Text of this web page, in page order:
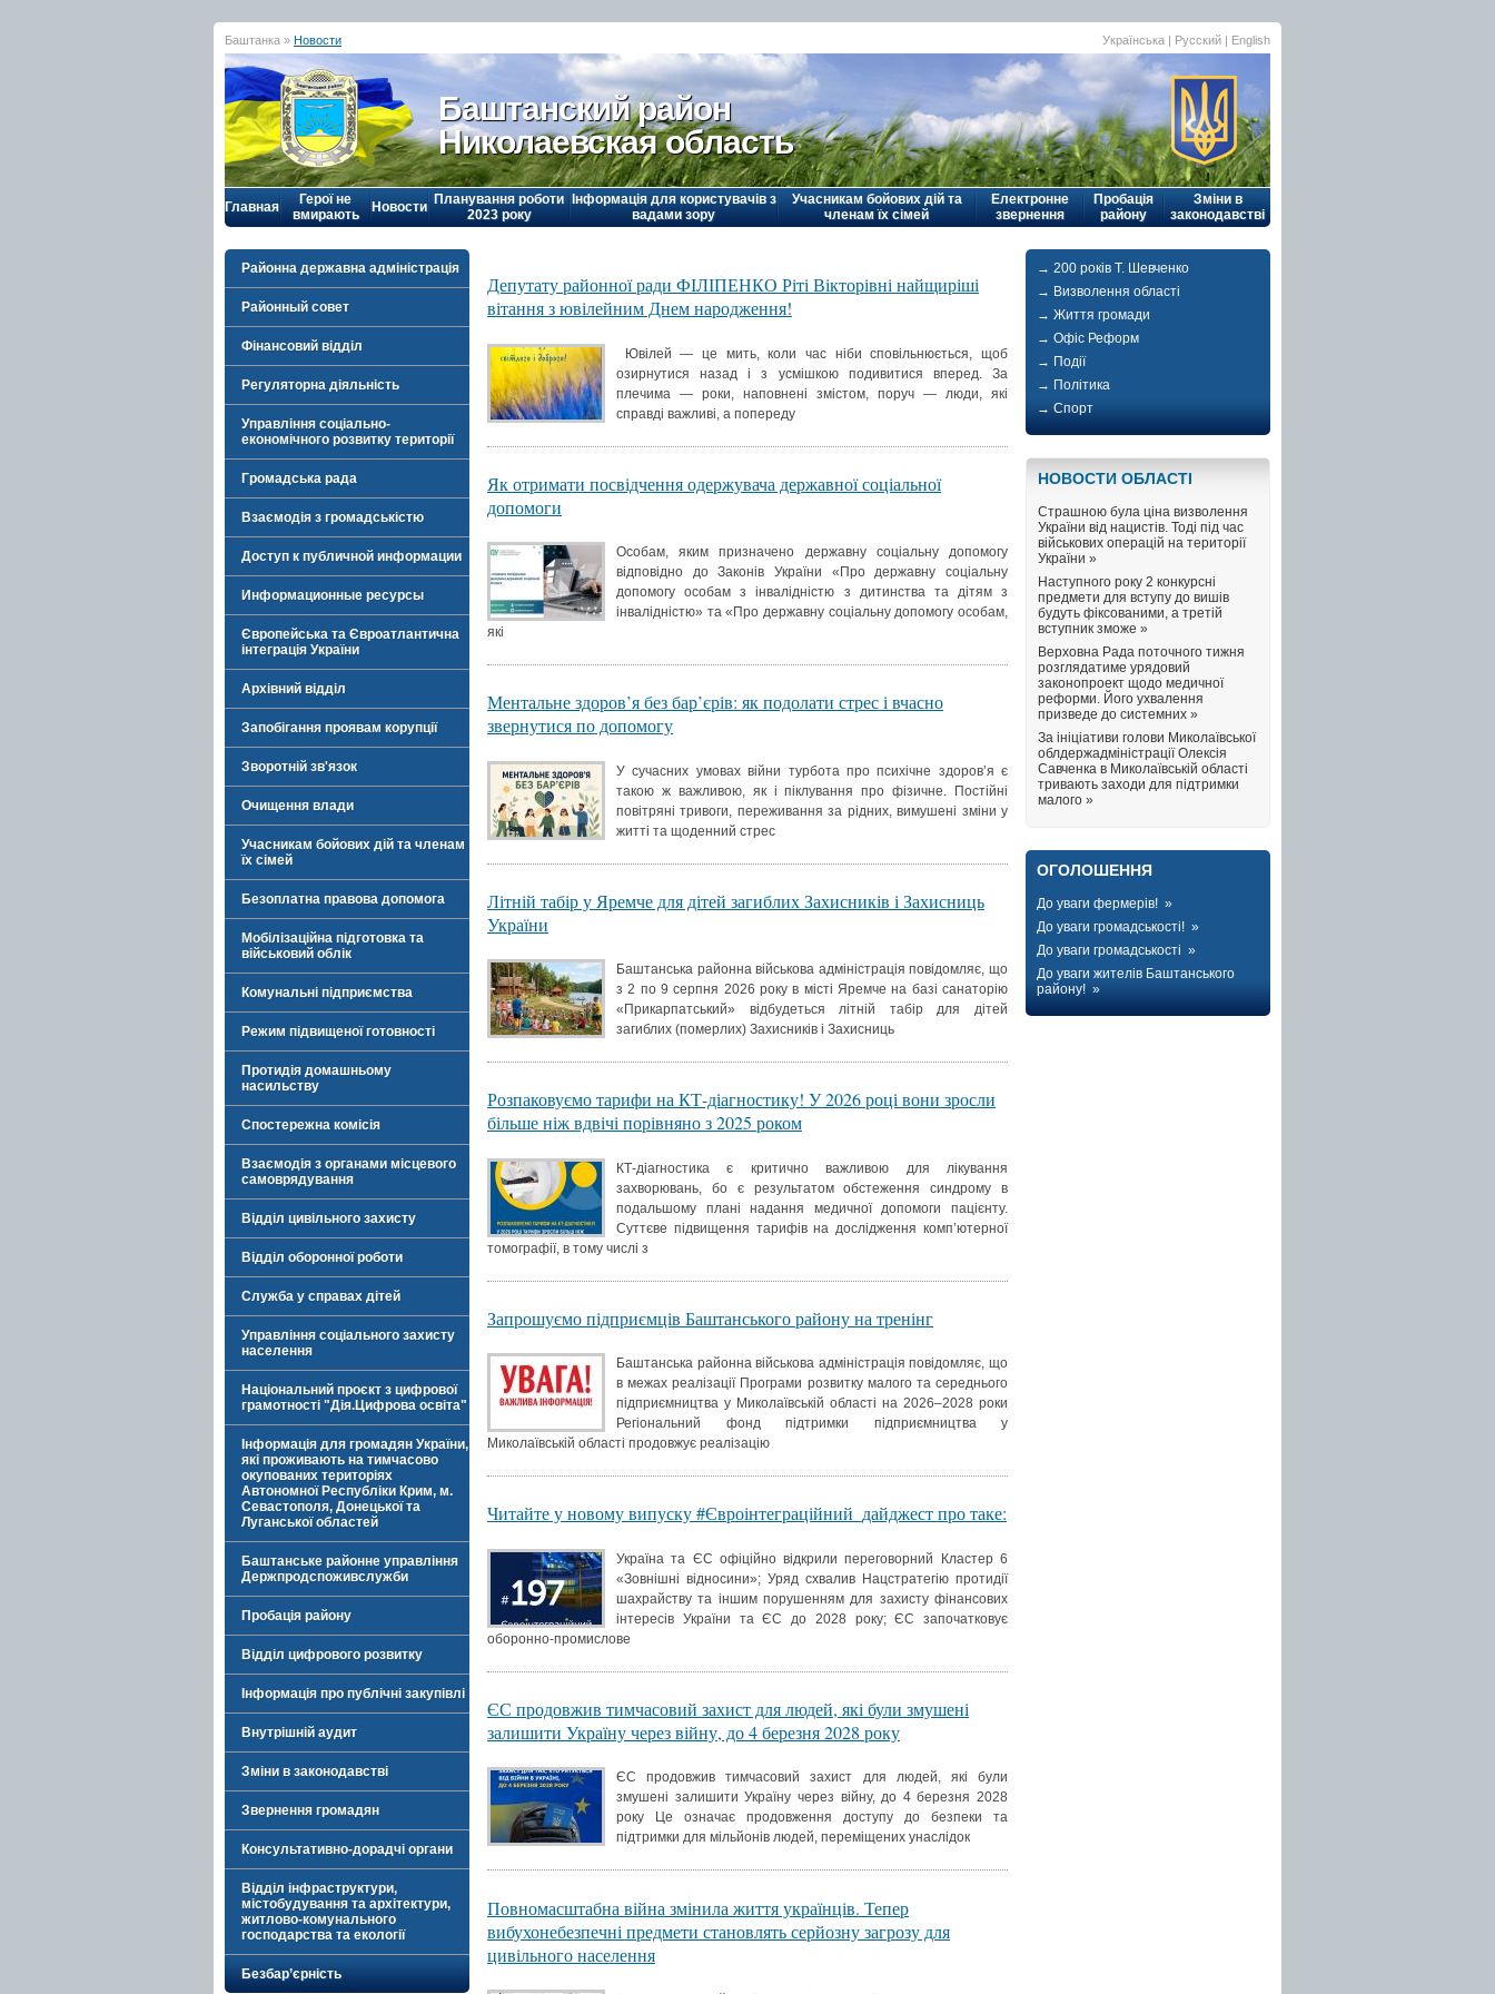
Баштанка » Новости Українська | Русский | English
Баштанский район
Николаевская область
Главная
Герої не
вмирають
Новости Планування роботи
2023 року
Інформація для користувачів з
вадами зору
Учасникам бойових дій та
членам їх сімей
Електронне
звернення
Пробація
району
Зміни в
законодавстві
Районна державна адміністрація
Районный совет
Фінансовий відділ
Регуляторна діяльність
Управління соціально-
економічного розвитку території
Громадська рада
Взаємодія з громадськістю
Доступ к публичной информации
Информационные ресурсы
Європейська та Євроатлантична
інтеграція України
Архівний відділ
Запобігання проявам корупції
Зворотній зв'язок
Очищення влади
Учасникам бойових дій та членам
їх сімей
Безоплатна правова допомога
Мобілізаційна підготовка та
військовий облік
Комунальні підприємства
Режим підвищеної готовності
Протидія домашньому
насильству
Спостережна комісія
Взаємодія з органами місцевого
самоврядування
Відділ цивільного захисту
Відділ оборонної роботи
Служба у справах дітей
Управління соціального захисту
населення
Національний проєкт з цифрової
грамотності "Дія.Цифрова освіта"
Інформація для громадян України,
які проживають на тимчасово
окупованих територіях
Автономної Республіки Крим, м.
Севастополя, Донецької та
Луганської областей
Баштанське районне управління
Держпродспоживслужби
Пробація району
Відділ цифрового розвитку
Інформація про публічні закупівлі
Внутрішній аудит
Зміни в законодавстві
Звернення громадян
Консультативно-дорадчі органи
Відділ інфраструктури,
містобудування та архітектури,
житлово-комунального
господарства та екології
Безбар’єрність
Депутату районної ради ФІЛІПЕНКО Ріті Вікторівні найщиріші
вітання з ювілейним Днем народження!
Ювілей — це мить, коли час ніби сповільнюється, щоб
озирнутися назад і з усмішкою подивитися вперед. За
плечима — роки, наповнені змістом, поруч — люди, які
справді важливі, а попереду
Як отримати посвідчення одержувача державної соціальної
допомоги
Особам, яким призначено державну соціальну допомогу
відповідно до Законів України «Про державну соціальну
допомогу особам з інвалідністю з дитинства та дітям з
інвалідністю» та «Про державну соціальну допомогу особам,
які
Ментальне здоров’я без бар’єрів: як подолати стрес і вчасно
звернутися по допомогу
У сучасних умовах війни турбота про психічне здоров’я є
такою ж важливою, як і піклування про фізичне. Постійні
повітряні тривоги, переживання за рідних, вимушені зміни у
житті та щоденний стрес
Літній табір у Яремче для дітей загиблих Захисників і Захисниць
України
Баштанська районна військова адміністрація повідомляє, що
з 2 по 9 серпня 2026 року в місті Яремче на базі санаторію
«Прикарпатський» відбудеться літній табір для дітей
загиблих (померлих) Захисників і Захисниць
Розпаковуємо тарифи на КТ-діагностику! У 2026 році вони зросли
більше ніж вдвічі порівняно з 2025 роком
КТ-діагностика є критично важливою для лікування
захворювань, бо є результатом обстеження синдрому в
подальшому плані надання медичної допомоги пацієнту.
Суттєве підвищення тарифів на дослідження комп’ютерної
томографії, в тому числі з
Запрошуємо підприємців Баштанського району на тренінг
Баштанська районна військова адміністрація повідомляє, що
в межах реалізації Програми розвитку малого та середнього
підприємництва у Миколаївській області на 2026–2028 роки
Регіональний фонд підтримки підприємництва у
Миколаївській області продовжує реалізацію
Читайте у новому випуску #Євроінтеграційний_дайджест про таке:
Україна та ЄС офіційно відкрили переговорний Кластер 6
«Зовнішні відносини»; Уряд схвалив Нацстратегію протидії
шахрайству та іншим порушенням для захисту фінансових
інтересів України та ЄС до 2028 року; ЄС започатковує
оборонно-промислове
ЄС продовжив тимчасовий захист для людей, які були змушені
залишити Україну через війну, до 4 березня 2028 року
ЄС продовжив тимчасовий захист для людей, які були
змушені залишити Україну через війну, до 4 березня 2028
року Це означає продовження доступу до безпеки та
підтримки для мільйонів людей, переміщених унаслідок
Повномасштабна війна змінила життя українців. Тепер
вибухонебезпечні предмети становлять серйозну загрозу для
цивільного населення
→ 200 років Т. Шевченко
→ Визволення області
→ Життя громади
→ Офіс Реформ
→ Події
→ Політика
→ Спорт
НОВОСТИ ОБЛАСТI
Страшною була ціна визволення
України від нацистів. Тоді під час
військових операцій на території
України »
Наступного року 2 конкурсні
предмети для вступу до вишів
будуть фіксованими, а третій
вступник зможе »
Верховна Рада поточного тижня
розглядатиме урядовий
законопроект щодо медичної
реформи. Його ухвалення
призведе до системних »
За ініціативи голови Миколаївської
облдержадміністрації Олексія
Савченка в Миколаївській області
тривають заходи для підтримки
малого »
ОГОЛОШЕННЯ
До уваги фермерів! »
До уваги громадськості! »
До уваги громадськості »
До уваги жителів Баштанського
району! »